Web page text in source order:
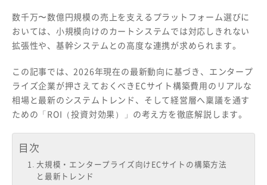
数千万〜数億円規模の売上を支えるプラットフォーム選びに
おいては、小規模向けのカートシステムでは対応しきれない
拡張性や、基幹システムとの高度な連携が求められます。
この記事では、2026年現在の最新動向に基づき、エンタープ
ライズ企業が押さえておくべきECサイト構築費用のリアルな
相場と最新のシステムトレンド、そして経営層へ稟議を通す
ための「ROI（投資対効果）」の考え方を徹底解説します。
目次
大規模・エンタープライズ向けECサイトの構築方法
と最新トレンド